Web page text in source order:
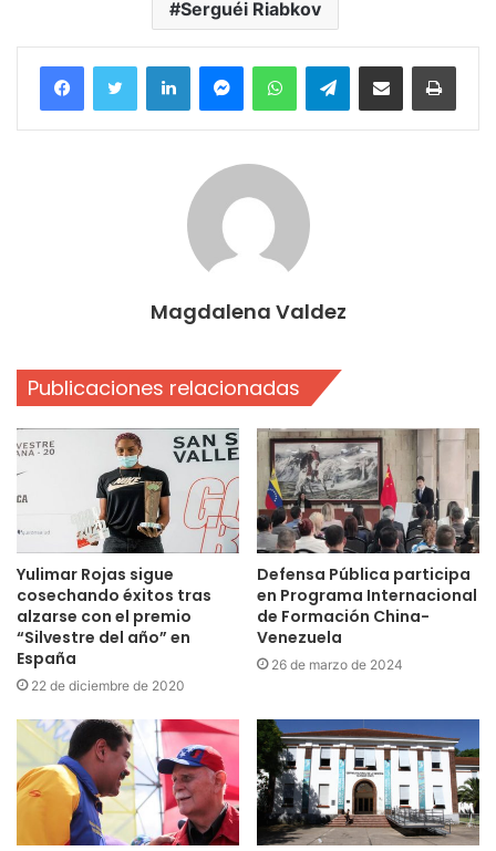
Serguéi Riabkov
FacebookTwitter LinkedInMessengerWhatsAppTelegramCompartir por correo electrónico
Magdalena Valdez
Publicaciones relacionadas
Yulimar Rojas sigue
cosechando éxitos tras
alzarse con el premio
“Silvestre del año” en
España
22 de diciembre de 2020
Defensa Pública participa
en Programa Internacional
de Formación China-
Venezuela
26 de marzo de 2024